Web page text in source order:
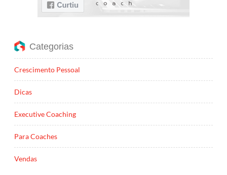
Categorias
Crescimento Pessoal
Dicas
Executive Coaching
Para Coaches
Vendas